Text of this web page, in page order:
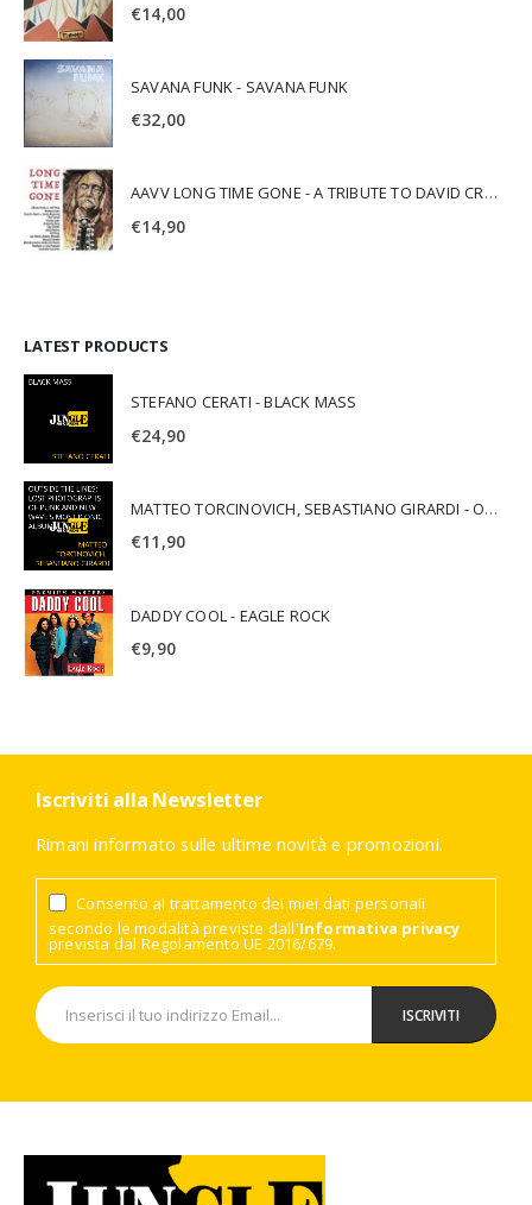
€14,00
SAVANA FUNK - SAVANA FUNK
€32,00
AAVV LONG TIME GONE - A TRIBUTE TO DAVID CROSBY
€14,90
LATEST PRODUCTS
STEFANO CERATI - BLACK MASS
€24,90
MATTEO TORCINOVICH, SEBASTIANO GIRARDI - OUTSIDE THE LINES: LOST PHOTOGRAPHS OF PUNK AND NEW WAVE'S MOST ICONIC ALBUMS
€11,90
DADDY COOL - EAGLE ROCK
€9,90
Iscriviti alla Newsletter
Rimani informato sulle ultime novità e promozioni.
Consento al trattamento dei miei dati personali
secondo le modalità previste dall'Informativa privacy
prevista dal Regolamento UE 2016/679.